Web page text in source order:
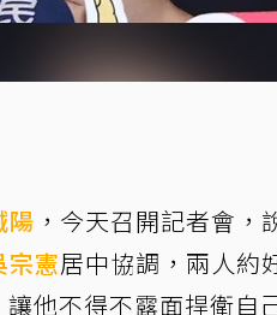
陽 ，今天召開記者會，
宗憲居中協調，兩人約
他不得不露面捍衛自